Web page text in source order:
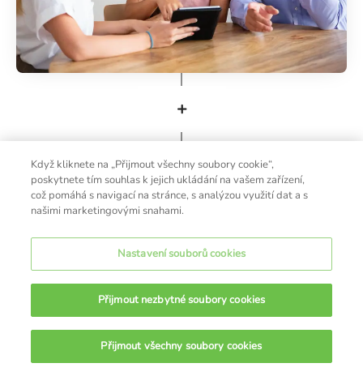
+
🤝Představíme vás zákazníkům
Trénink v terénu:Vše podstatné – od
prodeje přes marketing až po správu
splátek – si osvojíte přímo u klientů.
Osobní koordinátor:Přidělíme vám
zkušeného kolegu, který vás nenechá ve
štychu a odpoví na každou vaši otázku.
Cesta k výsledkům:Naučíme vás pracovat s
ONLINE CHAT
Když kliknete na „Přijmout všechny soubory cookie“,
poskytnete tím souhlas k jejich ukládání na vašem zařízení,
což pomáhá s navigací na stránce, s analýzou využití dat a s
našimi marketingovými snahami.
Nastavení souborů cookies
Přijmout nezbytné soubory cookies
Přijmout všechny soubory cookies